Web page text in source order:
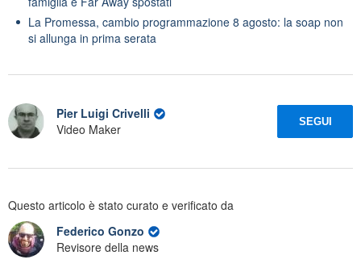
La Promessa, cambio programmazione 8 agosto: la soap non
si allunga in prima serata
Pier Luigi Crivelli
Video Maker
SEGUI
Questo articolo è stato curato e verificato da
Federico Gonzo
Revisore della news